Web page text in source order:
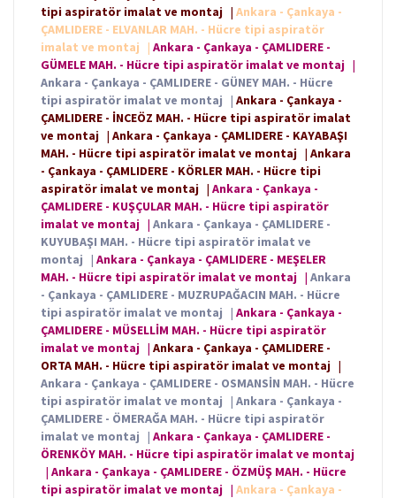
tipi aspiratör imalat ve montaj | Ankara - Çankaya -
ÇAMLIDERE - ELVANLAR MAH. - Hücre tipi aspiratör
imalat ve montaj
| Ankara - Çankaya - ÇAMLIDERE -
GÜMELE MAH. - Hücre tipi aspiratör imalat ve montaj |
Ankara - Çankaya - ÇAMLIDERE - GÜNEY MAH. - Hücre
tipi aspiratör imalat ve montaj | Ankara - Çankaya -
ÇAMLIDERE - İNCEÖZ MAH. - Hücre tipi aspiratör imalat
ve montaj | Ankara - Çankaya - ÇAMLIDERE - KAYABAŞI
MAH. - Hücre tipi aspiratör imalat ve montaj | Ankara
- Çankaya - ÇAMLIDERE - KÖRLER MAH. - Hücre tipi
aspiratör imalat ve montaj | Ankara - Çankaya -
ÇAMLIDERE - KUŞÇULAR MAH. - Hücre tipi aspiratör
imalat ve montaj | Ankara - Çankaya - ÇAMLIDERE -
KUYUBAŞI MAH. - Hücre tipi aspiratör imalat ve
montaj | Ankara - Çankaya - ÇAMLIDERE - MEŞELER
MAH. - Hücre tipi aspiratör imalat ve montaj | Ankara
- Çankaya - ÇAMLIDERE - MUZRUPAĞACIN MAH. - Hücre
tipi aspiratör imalat ve montaj | Ankara - Çankaya -
ÇAMLIDERE - MÜSELLİM MAH. - Hücre tipi aspiratör
imalat ve montaj | Ankara - Çankaya - ÇAMLIDERE -
ORTA MAH. - Hücre tipi aspiratör imalat ve montaj |
Ankara - Çankaya - ÇAMLIDERE - OSMANSİN MAH. - Hücre
tipi aspiratör imalat ve montaj | Ankara - Çankaya -
ÇAMLIDERE - ÖMERAĞA MAH. - Hücre tipi aspiratör
imalat ve montaj | Ankara - Çankaya - ÇAMLIDERE -
ÖRENKÖY MAH. - Hücre tipi aspiratör imalat ve montaj
| Ankara - Çankaya - ÇAMLIDERE - ÖZMÜŞ MAH. - Hücre
tipi aspiratör imalat ve montaj | Ankara - Çankaya -